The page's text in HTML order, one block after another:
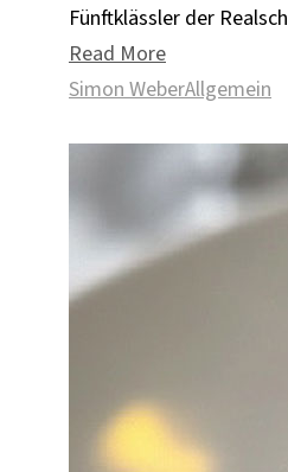
Fünftklässler der
Read More
Simon WeberAllgemein